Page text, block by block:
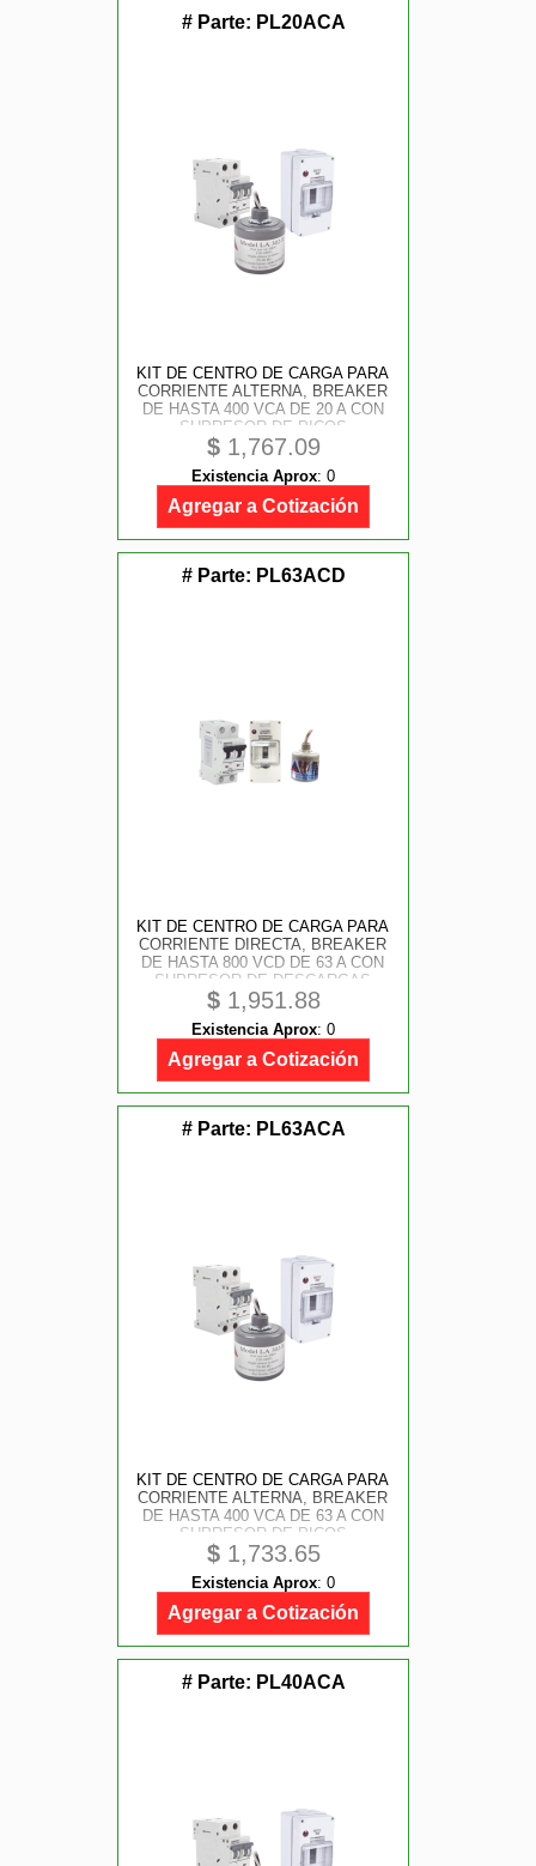
# Parte: PL20ACA
KIT DE CENTRO DE CARGA PARA
CORRIENTE ALTERNA, BREAKER
DE HASTA 400 VCA DE 20 A CON
SUPRESOR DE PICOS
TRANSITORIOS.
$1,767.09
Existencia Aprox: 0
Agregar a Cotización
# Parte: PL63ACD
KIT DE CENTRO DE CARGA PARA
CORRIENTE DIRECTA, BREAKER
DE HASTA 800 VCD DE 63 A CON
SUPRESOR DE DESCARGAS
ATMOSFÉRICAS.
$1,951.88
Existencia Aprox: 0
Agregar a Cotización
# Parte: PL63ACA
KIT DE CENTRO DE CARGA PARA
CORRIENTE ALTERNA, BREAKER
DE HASTA 400 VCA DE 63 A CON
SUPRESOR DE PICOS
TRANSITORIOS.
$1,733.65
Existencia Aprox: 0
Agregar a Cotización
# Parte: PL40ACA